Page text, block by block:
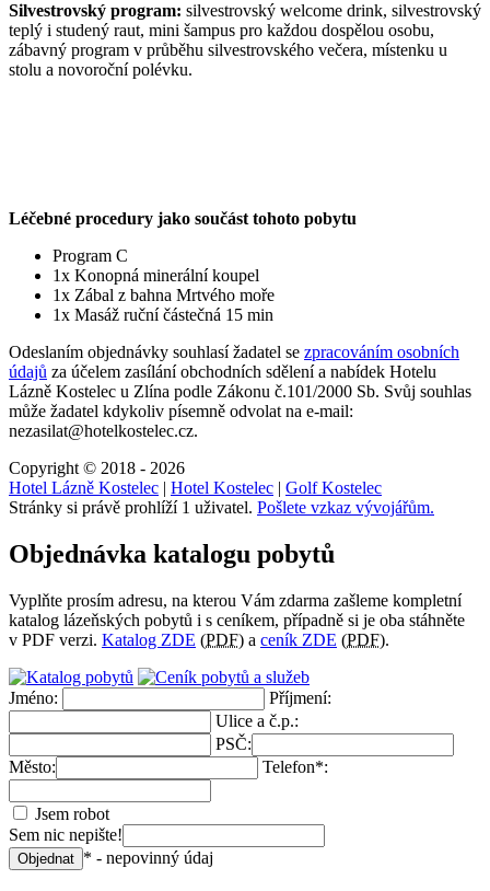
Silvestrovský program: silvestrovský welcome drink, silvestrovský
teplý i studený raut, mini šampus pro každou dospělou osobu,
zábavný program v průběhu silvestrovského večera, místenku u
stolu a novoroční polévku.
Léčebné procedury jako součást tohoto pobytu
Program C
1x Konopná minerální koupel
1x Zábal z bahna Mrtvého moře
1x Masáž ruční částečná 15 min
Odeslaním objednávky souhlasí žadatel se zpracováním osobních
údajů za účelem zasílání obchodních sdělení a nabídek Hotelu
Lázně Kostelec u Zlína podle Zákonu č.101/2000 Sb. Svůj souhlas
může žadatel kdykoliv písemně odvolat na e-mail:
nezasilat@hotelkostelec.cz.
Copyright © 2018 - 2026
Hotel Lázně Kostelec | Hotel Kostelec | Golf Kostelec
Stránky si právě prohlíží 1 uživatel. Pošlete vzkaz vývojářům.
Objednávka katalogu pobytů
Vyplňte prosím adresu, na kterou Vám zdarma zašleme kompletní
katalog lázeňských pobytů i s ceníkem, případně si je oba stáhněte
v PDF verzi. Katalog ZDE (PDF) a ceník ZDE (PDF).
Jméno:
Příjmení:
Ulice a č.p.:
PSČ:
Město:
Telefon*:
Jsem robot
Sem nic nepište!
Objednat * - nepovinný údaj